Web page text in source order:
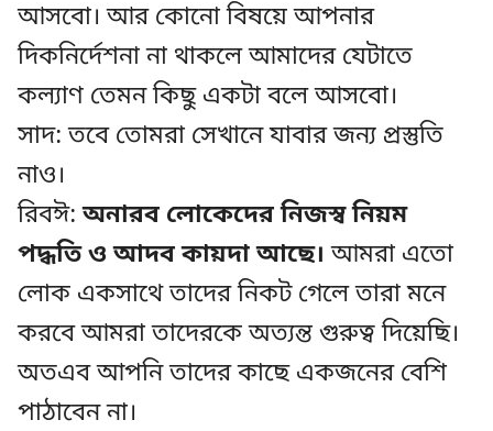
আসবো। আর কোনো বিষয়ে আপনার
দিকনির্দেশনা না থাকলে আমাদের যেটাতে
কল্যাণ তেমন কিছু একটা বলে আসবো।
সাদ: তবে তোমরা সেখানে যাবার জন্য প্রস্তুতি
নাও।
রিবঈ:অনারব লোকেদের নিজস্ব নিয়ম
পদ্ধতি ও আদব কায়দা আছে। আমরা এতো
লোক একসাথে তাদের নিকট গেলে তারা মনে
করবে আমরা তাদেরকে অত্যন্ত গুরুত্ব দিয়েছি।
অতএব আপনি তাদের কাছে একজনের বেশি
পাঠাবেন না।